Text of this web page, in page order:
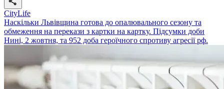
CityLife
Наскільки Львівщина готова до опалювального сезону та
обмеження на перекази з картки на картку. Підсумки доби
Нині, 2 жовтня, та 952 доба героїчного спротиву агресії рф.